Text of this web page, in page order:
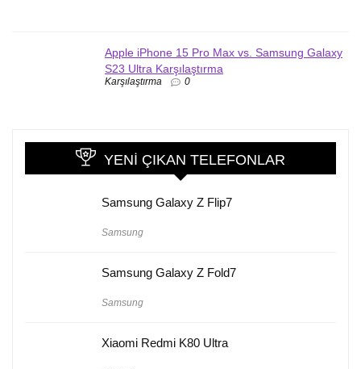
Apple iPhone 15 Pro Max vs. Samsung Galaxy
S23 Ultra Karşılaştırma
Karşılaştırma 0
YENI ÇIKAN TELEFONLAR
Samsung Galaxy Z Flip7
Samsung
Samsung Galaxy Z Fold7
Samsung
Xiaomi Redmi K80 Ultra